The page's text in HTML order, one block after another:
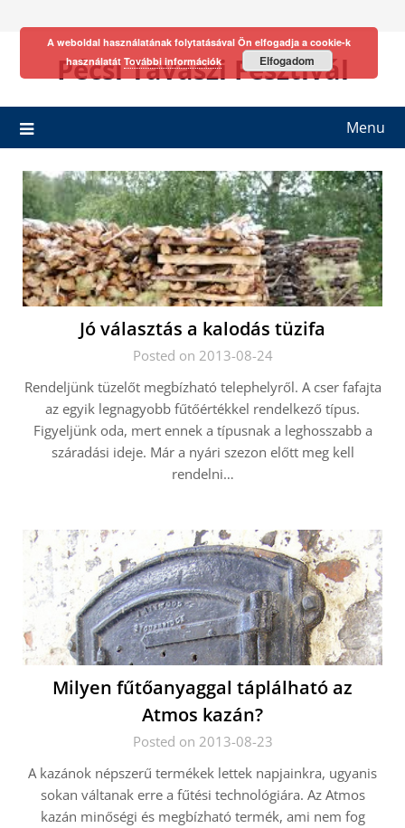
Pécsi Tavaszi Fesztivál
Menu
Jó választás a kalodás tüzifa
Posted on 2013-08-24
Rendeljünk tüzelőt megbízható telephelyről. A cser fafajta
az egyik legnagyobb fűtőértékkel rendelkező típus.
Figyeljünk oda, mert ennek a típusnak a leghosszabb a
száradási ideje. Már a nyári szezon előtt meg kell
rendelni…
Milyen fűtőanyaggal táplálható az
Atmos kazán?
Posted on 2013-08-23
A kazánok népszerű termékek lettek napjainkra, ugyanis
sokan váltanak erre a fűtési technológiára. Az Atmos
kazán minőségi és megbízható termék, ami nem fog
A weboldal használatának folytatásával Ön elfogadja a cookie-k
használatát További információk Elfogadom